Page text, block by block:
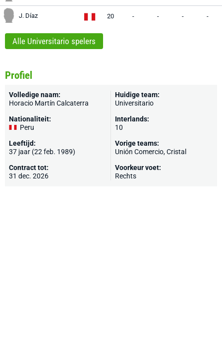
J. Díaz 20 - - - -
Alle Universitario spelers
Profiel
Volledige naam:
Horacio Martín Calcaterra
Nationaliteit:
Peru
Leeftijd:
37 jaar (22 feb. 1989)
Contract tot:
31 dec. 2026
Huidige team:
Universitario
Interlands:
10
Vorige teams:
Unión Comercio, Cristal
Voorkeur voet:
Rechts